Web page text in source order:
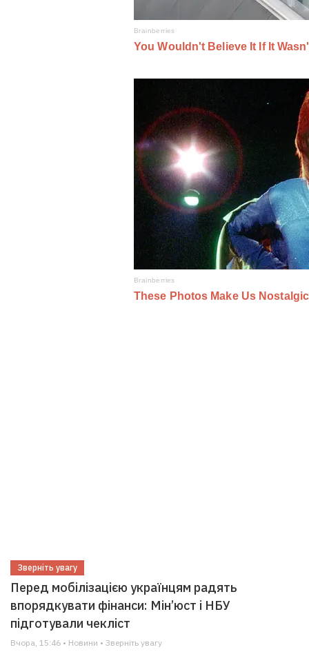
Зверніть увагу
Перед мобілізацією українцям радять
впорядкувати фінанси: Мін’юст і НБУ
підготували чекліст
Вчора, 15:46 • Новини • Зверніть увагу